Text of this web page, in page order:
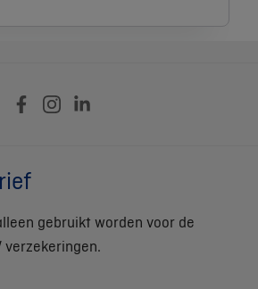
gebruikt worden voor de
verzekeringen.